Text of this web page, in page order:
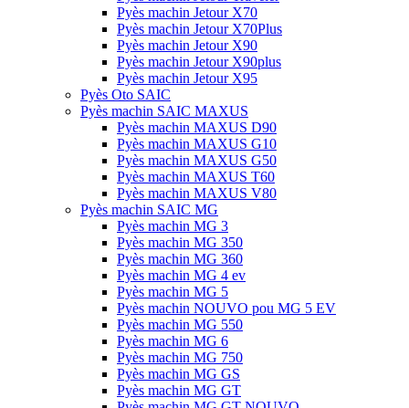
Pyès machin Jetour X70
Pyès machin Jetour X70Plus
Pyès machin Jetour X90
Pyès machin Jetour X90plus
Pyès machin Jetour X95
Pyès Oto SAIC
Pyès machin SAIC MAXUS
Pyès machin MAXUS D90
Pyès machin MAXUS G10
Pyès machin MAXUS G50
Pyès machin MAXUS T60
Pyès machin MAXUS V80
Pyès machin SAIC MG
Pyès machin MG 3
Pyès machin MG 350
Pyès machin MG 360
Pyès machin MG 4 ev
Pyès machin MG 5
Pyès machin NOUVO pou MG 5 EV
Pyès machin MG 550
Pyès machin MG 6
Pyès machin MG 750
Pyès machin MG GS
Pyès machin MG GT